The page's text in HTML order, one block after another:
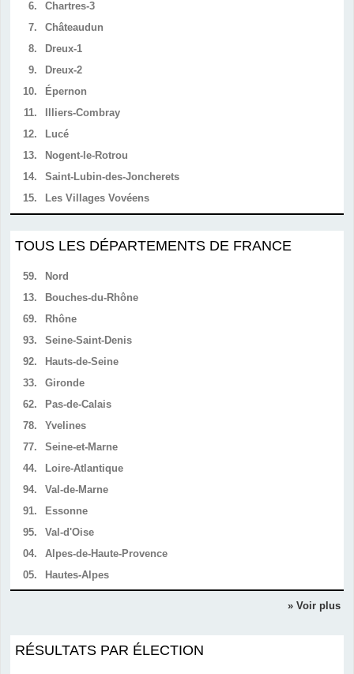
6.
Chartres-3
7.
Châteaudun
8.
Dreux-1
9.
Dreux-2
10.
Épernon
11.
Illiers-Combray
12.
Lucé
13.
Nogent-le-Rotrou
14.
Saint-Lubin-des-Joncherets
15.
Les Villages Vovéens
TOUS LES DÉPARTEMENTS DE FRANCE
59.
Nord
13.
Bouches-du-Rhône
69.
Rhône
93.
Seine-Saint-Denis
92.
Hauts-de-Seine
33.
Gironde
62.
Pas-de-Calais
78.
Yvelines
77.
Seine-et-Marne
44.
Loire-Atlantique
94.
Val-de-Marne
91.
Essonne
95.
Val-d'Oise
04.
Alpes-de-Haute-Provence
05.
Hautes-Alpes
» Voir plus
RÉSULTATS PAR ÉLECTION